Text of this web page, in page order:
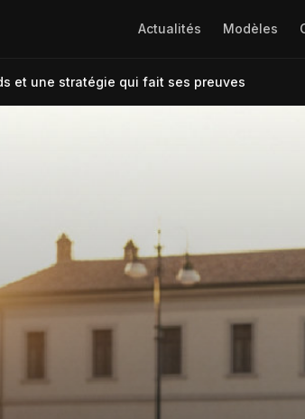
Actualités Modèles
et une stratégie qui fait ses preuves